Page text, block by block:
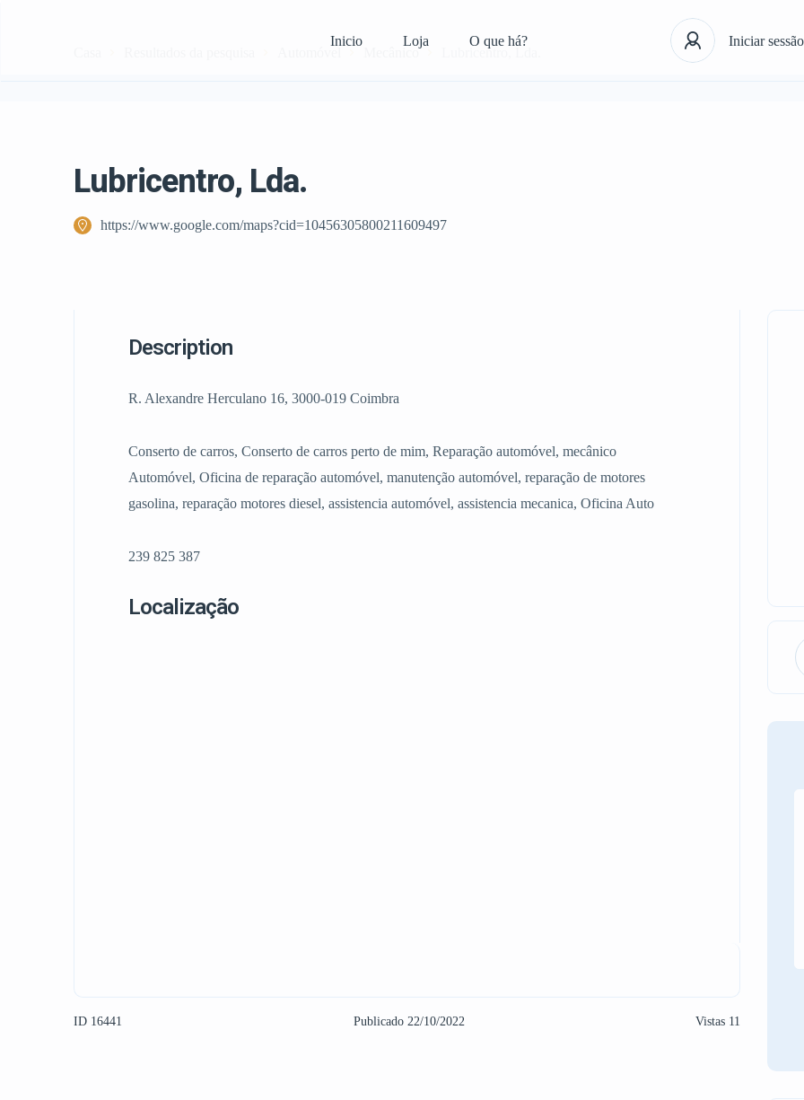
Inicio Loja O que há? Iniciar sessão
Mecânico Lubricentro, Lda.
Lubricentro, Lda.
https://www.google.com/maps?cid=10456305800211609497
Description
R. Alexandre Herculano 16, 3000-019 Coimbra
Conserto de carros, Conserto de carros perto de mim, Reparação automóvel, mecânico
Automóvel, Oficina de reparação automóvel, manutenção automóvel, reparação de motores
gasolina, reparação motores diesel, assistencia automóvel, assistencia mecanica, Oficina Auto
239 825 387
Localização
ID 16441 Publicado 22/10/2022 Vistas 11